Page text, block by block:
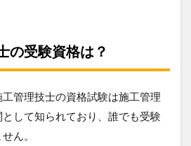
の受験資格は？
管理技士の資格試験は施工管理
して知られており、誰でも受験
ん。